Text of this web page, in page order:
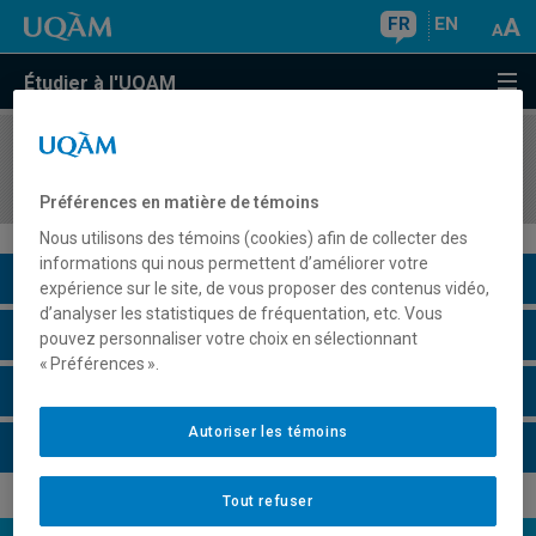
FR EN
Étudier à l'UQAM
COURS//
Description du cours
Horaire - Été 2026
Préférences en matière de témoins
Nous utilisons des témoins (cookies) afin de collecter des
informations qui nous permettent d’améliorer votre
expérience sur le site, de vous proposer des contenus vidéo,
d’analyser les statistiques de fréquentation, etc. Vous
pouvez personnaliser votre choix en sélectionnant
« Préférences ».
Tout refuser
Autoriser les témoins